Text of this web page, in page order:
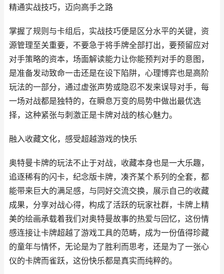
精通实战技巧，迈向高手之路
掌握了规则与卡组后，实战技巧便是区分水平的关键，资
源管理至关重要，不要急于将手牌全部打出，要预留应对
对手策略的资本，场面解读能力让你能预判对手的意图，
是准备发动致命一击还是在设下陷阱，心理博弈也是高阶
玩法的一部分，通过虚张声势或隐忍不发来误导对手，每
一场对战都是独特的，在瞬息万变的局势中做出最优选
择，这种紧张与刺激正是卡牌对战的核心魅力。
融入收藏文化，感受超越游戏的快乐
奥特曼卡牌的玩法不止于对战，收藏本身也是一大乐趣，
追逐稀有的闪卡，纪念版卡牌，凑齐某个系列的全套，都
能带来巨大的满足感，与同好交流交换，展示自己的收藏
成果，分享对战心得，构成了活跃的玩家社群，卡牌上精
美的绘画承载着我们对奥特曼故事的热爱与回忆，这份情
感连接让卡牌超越了游戏工具的范畴，成为一份值得珍藏
的童年与情怀，无论是为了胜利而思考，还是为了一张心
仪的卡牌而雀跃，这份快乐都是真实而纯粹的。